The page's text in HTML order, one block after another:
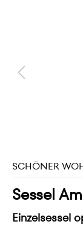
SCHÖNER
Sessel
Einzelsessel